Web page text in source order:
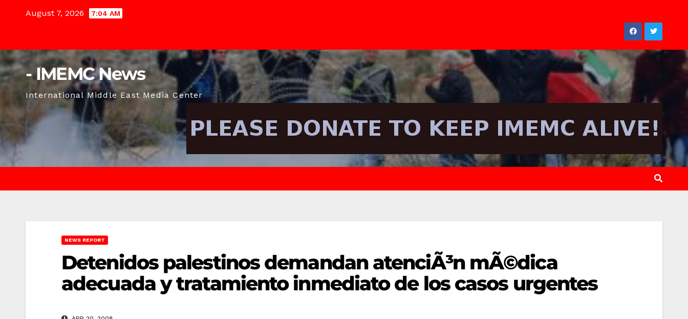
August 7, 2026 7:04 AM
- IMEMC News
International Middle East Media Center
NEWS REPORT
Detenidos palestinos demandan atenciÃ³n mÃ©dica
adecuada y tratamiento inmediato de los casos urgentes